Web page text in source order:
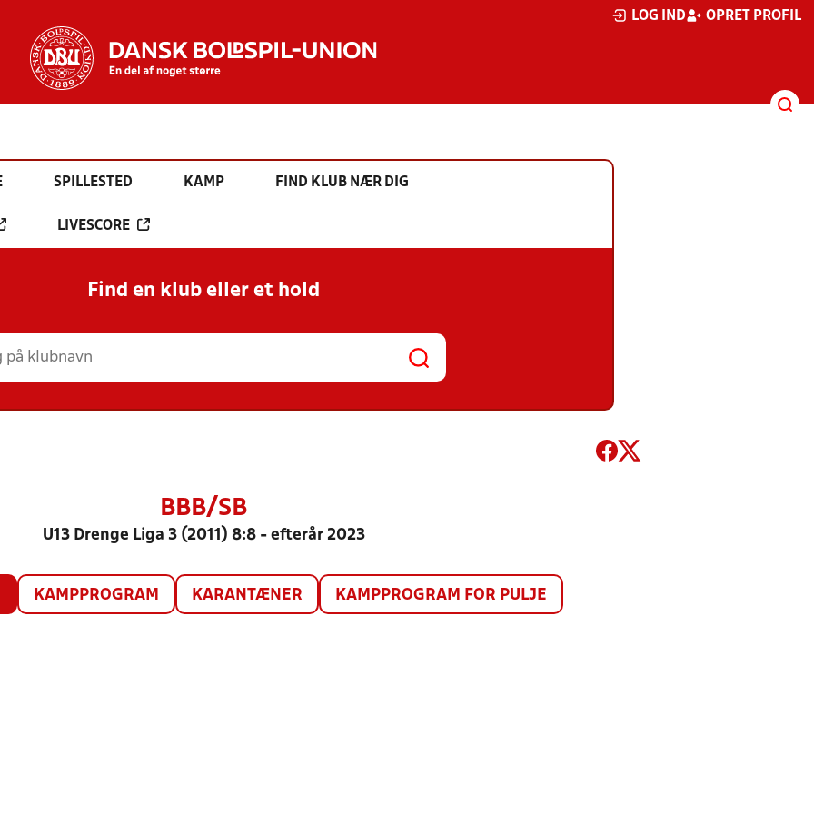
LOG IND OPRET PROFIL
SPILLESTED KAMP FIND KLUB NÆR DIG
LIVESCORE
Find en klub eller et hold
BBB/SB
U13 Drenge Liga 3 (2011) 8:8 - efterår 2023
KAMPPROGRAM KARANTÆNER KAMPPROGRAM FOR PULJE